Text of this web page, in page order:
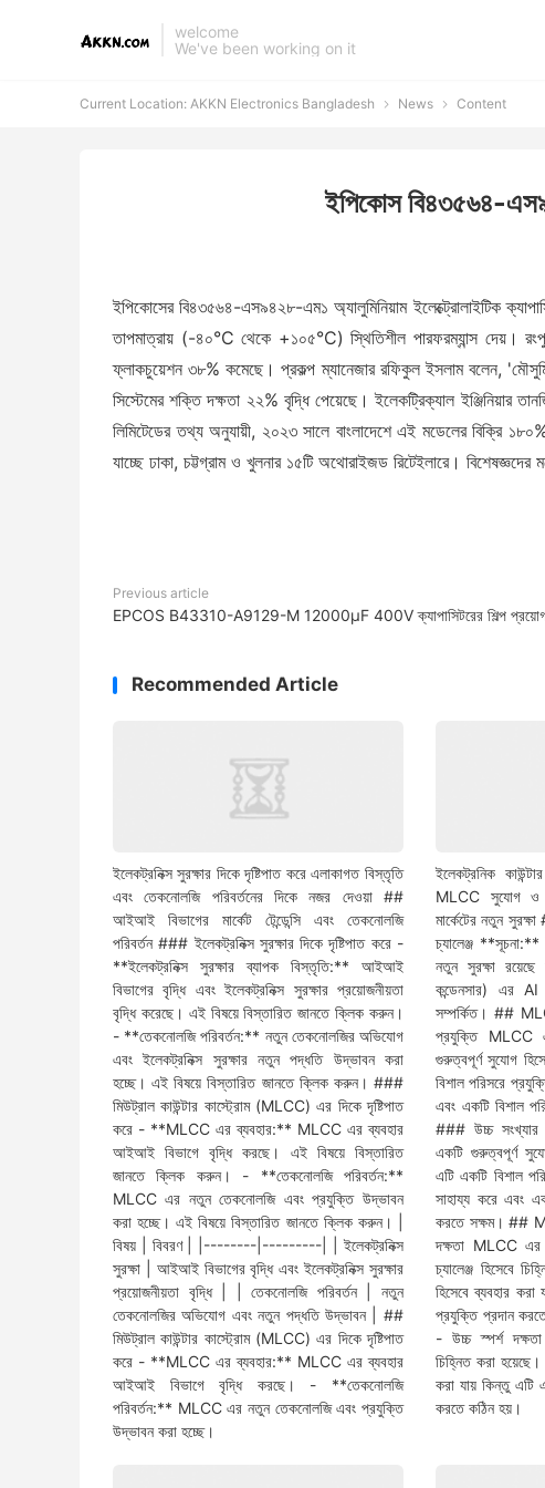
welcome
We've been working on it
Current Location: AKKN Electronics Bangladesh  News  Content
ইপিকোস বি৪৩৫৬৪-
ইপিকোসের বি৪৩৫৬৪-এস৯৪২৮-এম১ অ্যালুমিনিয়াম ইলেক্ট্রোলাইটিক
তাপমাত্রায় (-৪০°C থেকে +১০৫°C) স্থিতিশীল পারফরম্যান্স দেয়।
ফ্লাকচুয়েশন ৩৮% কমেছে। প্রকল্প ম্যানেজার রফিকুল ইসলাম বলেন, 'মৌসুমি
সিস্টেমের শক্তি দক্ষতা ২২% বৃদ্ধি পেয়েছে। ইলেকট্রিক্যাল ইঞ্জিনিয়ার
লিমিটেডের তথ্য অনুযায়ী, ২০২৩ সালে বাংলাদেশে এই মডেলের বিক্রি
যাচ্ছে ঢাকা, চট্টগ্রাম ও খুলনার ১৫টি অথোরাইজড রিটেইলারে।
Previous article
EPCOS B43310-A9129-M 12000μF 400V ক্যাপাসিটরের শিল্প প্রয়োগ
Recommended Article
ইলেকট্রনিক্স সুরক্ষার দিকে দৃষ্টিপাত করে এলাকাগত বিস্তৃতি
এবং তেকনোলজি পরিবর্তনের দিকে নজর দেওয়া ##
আইআই বিভাগের মার্কেট টেন্ডেন্সি এবং তেকনোলজি
পরিবর্তন ### ইলেকট্রনিক্স সুরক্ষার দিকে দৃষ্টিপাত করে -
**ইলেকট্রনিক্স সুরক্ষার ব্যাপক বিস্তৃতি:** আইআই
বিভাগের বৃদ্ধি এবং ইলেকট্রনিক্স সুরক্ষার প্রয়োজনীয়তা
বৃদ্ধি করেছে। এই বিষয়ে বিস্তারিত জানতে ক্লিক করুন।
- **তেকনোলজি পরিবর্তন:** নতুন তেকনোলজির অভিযোগ
এবং ইলেকট্রনিক্স সুরক্ষার নতুন পদ্ধতি উদ্ভাবন করা
হচ্ছে। এই বিষয়ে বিস্তারিত জানতে ক্লিক করুন। ###
মিউট্রাল কাউন্টার কাস্ট্রোম (MLCC) এর দিকে দৃষ্টিপাত
করে - **MLCC এর ব্যবহার:** MLCC এর ব্যবহার
আইআই বিভাগে বৃদ্ধি করছে। এই বিষয়ে বিস্তারিত
জানতে ক্লিক করুন। - **তেকনোলজি পরিবর্তন:**
MLCC এর নতুন তেকনোলজি এবং প্রযুক্তি উদ্ভাবন
করা হচ্ছে। এই বিষয়ে বিস্তারিত জানতে ক্লিক করুন। |
বিষয় | বিবরণ | |--------|---------| | ইলেকট্রনিক্স
সুরক্ষা | আইআই বিভাগের বৃদ্ধি এবং ইলেকট্রনিক্স সুরক্ষার
প্রয়োজনীয়তা বৃদ্ধি | | তেকনোলজি পরিবর্তন | নতুন
তেকনোলজির অভিযোগ এবং নতুন পদ্ধতি উদ্ভাবন | ##
মিউট্রাল কাউন্টার কাস্ট্রোম (MLCC) এর দিকে দৃষ্টিপাত
করে - **MLCC এর ব্যবহার:** MLCC এর ব্যবহার
আইআই বিভাগে বৃদ্ধি করছে। - **তেকনোলজি
পরিবর্তন:** MLCC এর নতুন তেকনোলজি এবং প্রযুক্তি
উদ্ভাবন করা হচ্ছে।
ইলেকট্রনিক
MLCC সুযোগ ও
মার্কেটের নতুন
চ্যালেঞ্জ **সূচনা:**
নতুন সুরক্ষা রয়েছে
কন্ডেনসার) এর AI
সম্পর্কিত। ##
প্রযুক্তি MLCC
গুরুত্বপূর্ণ সুযোগ
বিশাল পরিসরে
এবং একটি বিশাল
### উচ্চ সংখ্যার
একটি গুরুত্বপূর্ণ
এটি একটি বিশাল
সাহায্য করে এবং
করতে সক্ষম। ##
দক্ষতা MLCC এর
চ্যালেঞ্জ হিসেবে
হিসেবে ব্যবহার
প্রযুক্তি প্রদান
- উচ্চ স্পর্শ দক্ষতা
চিহ্নিত করা
করা যায় কিন্তু এটি
করতে কঠিন হয়।